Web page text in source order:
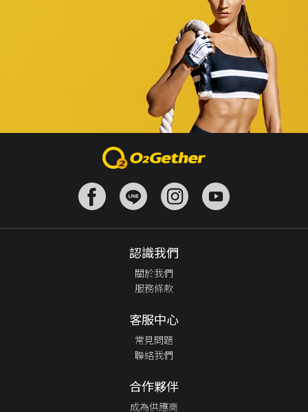
認識我們
關於我們
服務條款
客服中心
常見問題
聯絡我們
合作夥伴
成為供應商